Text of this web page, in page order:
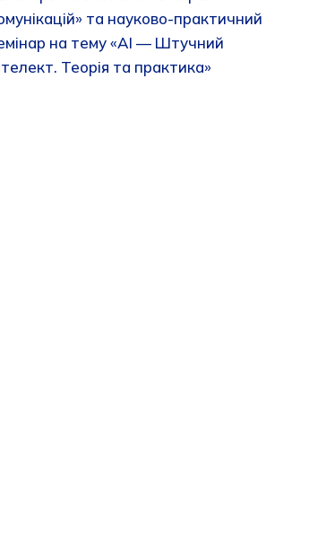
та науково-практичний
на тему «AI — Штучний
Теорія та практика»